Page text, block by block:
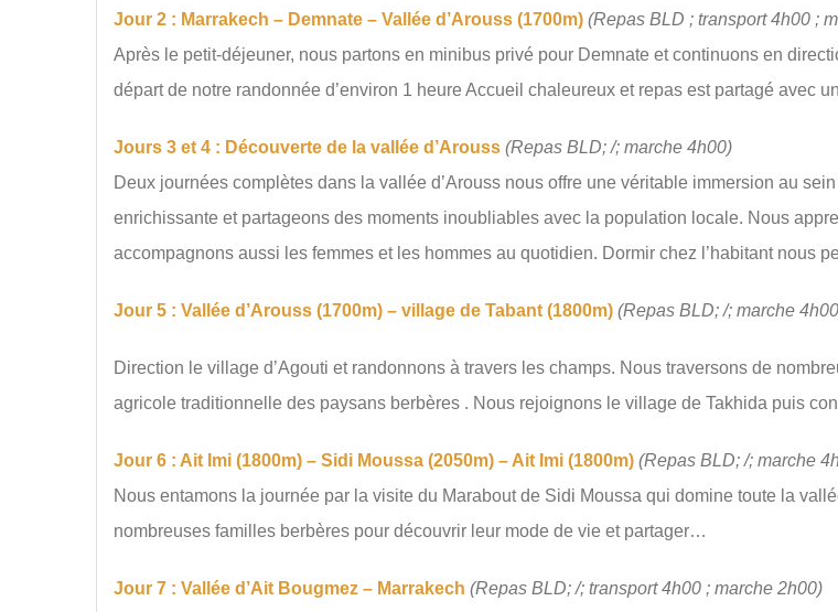
Jour 2 : Marrakech – Demnate – Vallée d’Arouss (1700m) (Repas BLD ; transport 4h00 ;
Après le petit-déjeuner, nous partons en minibus privé pour Demnate et continuons en
départ de notre randonnée d’environ 1 heure Accueil chaleureux et repas est partagé avec
Jours 3 et 4 : Découverte de la vallée d’Arouss (Repas BLD; /; marche 4h00)
Deux journées complètes dans la vallée d’Arouss nous offre une véritable immersion au
enrichissante et partageons des moments inoubliables avec la population locale. Nous
accompagnons aussi les femmes et les hommes au quotidien. Dormir chez l’habitant nous
Jour 5 : Vallée d’Arouss (1700m) – village de Tabant (1800m) (Repas BLD; /; marche
Direction le village d’Agouti et randonnons à travers les champs. Nous traversons de
agricole traditionnelle des paysans berbères . Nous rejoignons le village de Takhida puis
Jour 6 : Ait Imi (1800m) – Sidi Moussa (2050m) – Ait Imi (1800m) (Repas BLD; /; marche
Nous entamons la journée par la visite du Marabout de Sidi Moussa qui domine toute la
nombreuses familles berbères pour découvrir leur mode de vie et partager…
Jour 7 : Vallée d’Ait Bougmez – Marrakech (Repas BLD; /; transport 4h00 ; marche 2h00)